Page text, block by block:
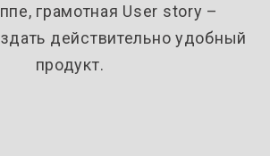
грамотная User story –
действительно удобный
продукт.